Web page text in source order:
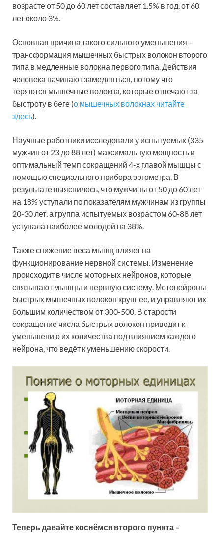
возрасте от 50 до 60 лет составляет 1.5% в год, от 60
лет около 3%.
Основная причина такого сильного уменьшения –
трансформация мышечных быстрых волокон второго
типа в медленные волокна первого типа. Действия
человека начинают замедляться, потому что
теряются мышечные волокна, которые отвечают за
быстроту в беге (о мышечных волокнах читайте
здесь).
Научные работники исследовали у испытуемых (335
мужчин от 23 до 88 лет) максимальную мощность и
оптимальный темп сокращений 4-х главой мышцы с
помощью специального прибора эргометра. В
результате выяснилось, что мужчины от 50 до 60 лет
на 18% уступали по показателям мужчинам из группы
20-30 лет, а группа испытуемых возрастом 60-88 лет
уступала наиболее молодой на 38%.
Также снижение веса мышц влияет на
функционирование нервной системы. Изменение
происходит в числе моторных нейронов, которые
связывают мышцы и нервную систему. Мотонейроны
быстрых мышечных волокон крупнее, и управляют их
большим количеством от 300-500. В старости
сокращение числа быстрых волокон приводит к
уменьшению их количества под влиянием каждого
нейрона, что ведёт к уменьшению скорости.
Теперь давайте коснёмся второго пункта –